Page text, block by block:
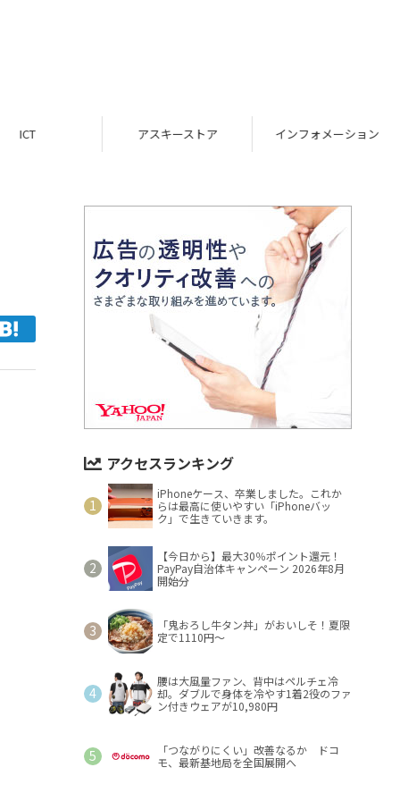
ICT アスキーストア インフォメーション
アクセスランキング
iPhoneケース、卒業しました。これか
らは最高に使いやすい「iPhoneバッ
ク」で生きていきます。
【今日から】最大30％ポイント還元！
PayPay自治体キャンペーン 2026年8月
開始分
「鬼おろし牛タン丼」がおいしそ！夏限
定で1110円～
腰は大風量ファン、背中はペルチェ冷
却。ダブルで身体を冷やす1着2役のファ
ン付きウェアが10,980円
「つながりにくい」改善なるか ドコ
モ、最新基地局を全国展開へ